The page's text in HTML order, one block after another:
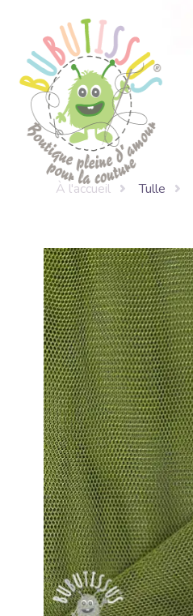
À l'accueil Tulle